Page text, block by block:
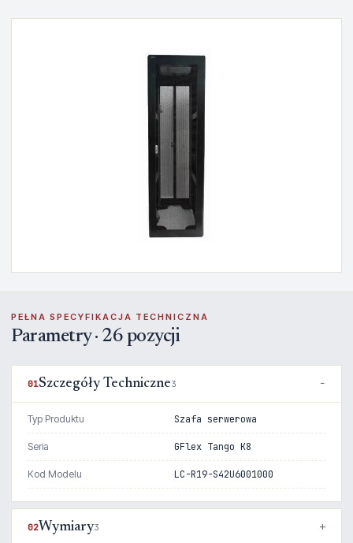
PEŁNA SPECYFIKACJA TECHNICZNA
Parametry · 26 pozycji
01Szczegóły Techniczne3
Typ Produktu Szafa serwerowa
Seria GFlex Tango K8
Kod Modelu LC-R19-S42U6001000
02Wymiary3